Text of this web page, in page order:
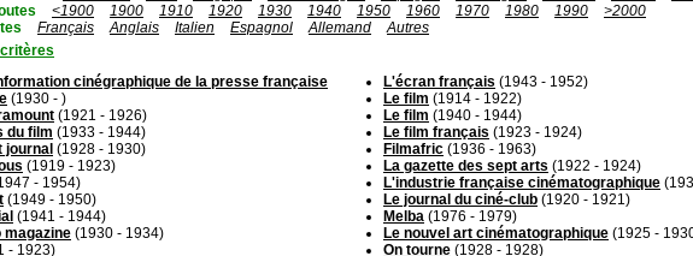
<1900 1900 1910 1920 1930 1940 1950 1960 1970 1980 1990
>2000
Français Anglais Italien Espagnol Allemand
Autres
cinégraphique de la presse française
(1930 - )
(1921 - 1926)
du film (1933 - 1944)
journal (1928 - 1930)
(1919 - 1923)
- 1954)
(1949 - 1950)
(1941 - 1944)
magazine (1930 - 1934)
- 1923)
L'écran français (1943 - 1952)
Le film (1914 - 1922)
Le film (1940 - 1944)
Le film français (1923 - 1924)
Filmafric (1936 - 1963)
La gazette des sept arts (1922 - 1924)
L'industrie française cinématographique
Le journal du ciné-club (1920 - 1921)
Melba (1976 - 1979)
Le nouvel art cinématographique (1925 -
On tourne (1928 - 1928)